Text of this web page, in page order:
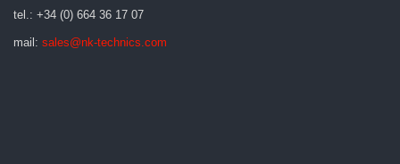
tel.: +34 (0) 664 36 17 07
mail: sales@nk-technics.com